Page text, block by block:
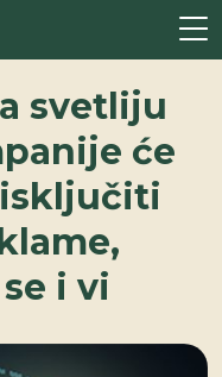
svetliju
će
isključiti
i vi